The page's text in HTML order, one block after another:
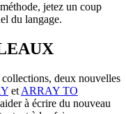
jetez un coup
du langage.
collections, deux nouvelles
et ARRAY TO
à écrire du nouveau